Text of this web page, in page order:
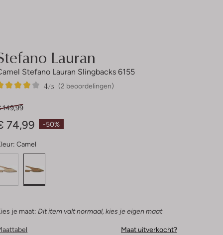
Lauran
Stefano Lauran Slingbacks 6155
(2 beoordelingen)
4/5
-50%
149,99
74,99
Camel
je maat: Dit item valt normaal, kies je eigen maat
Maat uitverkocht?